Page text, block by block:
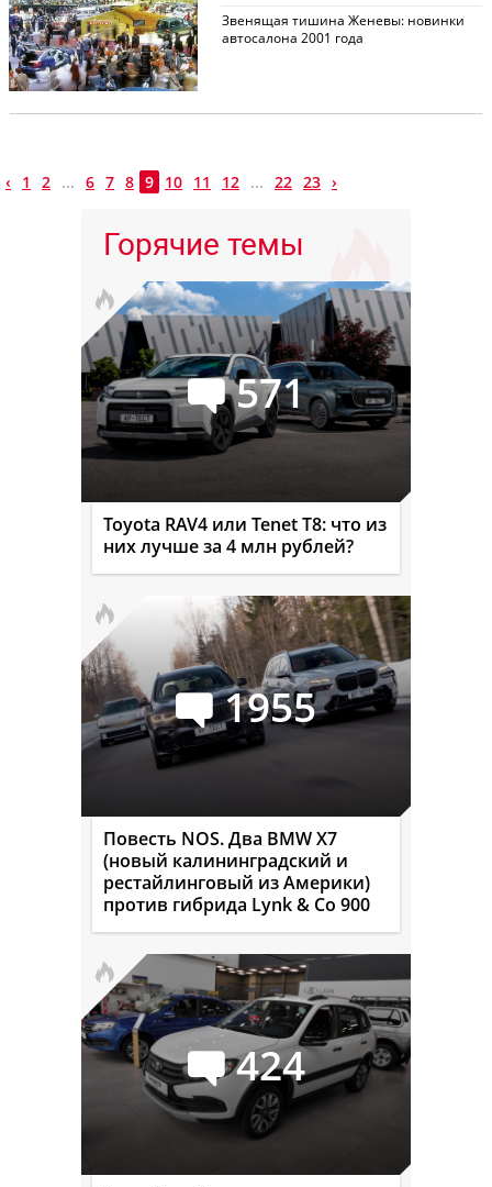
Звенящая тишина Женевы: новинки
автосалона 2001 года
‹ 1 2 ... 6 7 8 9 10 11 12 ... 22 23 ›
Горячие темы
571
Toyota RAV4 или Tenet T8: что из
них лучше за 4 млн рублей?
1955
Повесть NOS. Два BMW X7
(новый калининградский и
рестайлинговый из Америки)
против гибрида Lynk & Co 900
424